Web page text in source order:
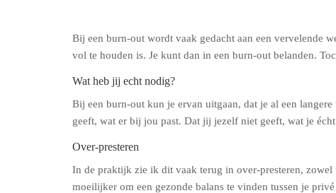
Bij een burn-out wordt vaak gedacht aan een vervelende
vol te houden is. Je kunt dan in een burn-out belanden.
Wat heb jij echt nodig?
Bij een burn-out kun je ervan uitgaan, dat je al een
geeft, wat er bij jou past. Dat jij jezelf niet geeft, wat je
Over-presteren
In de praktijk zie ik dit vaak terug in over-presteren,
moeilijker om een gezonde balans te vinden tussen je